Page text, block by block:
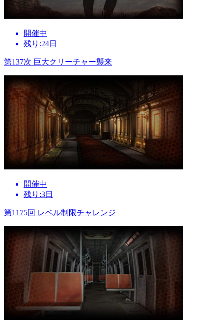
開催中
残り:24日
第137次 巨大クリーチャー襲来
開催中
残り:3日
第1175回 レベル制限チャレンジ